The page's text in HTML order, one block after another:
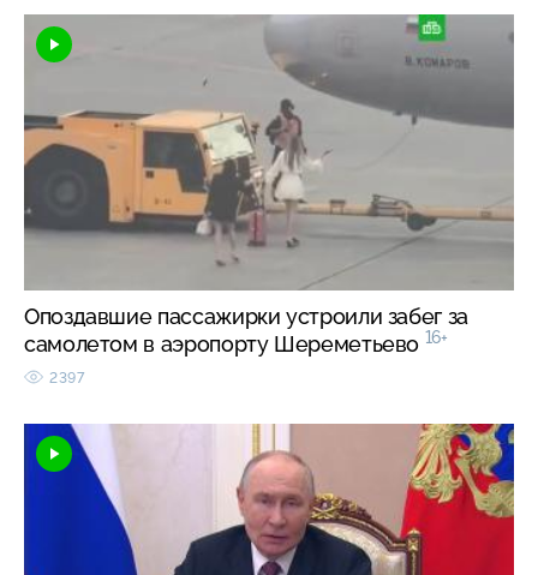
Опоздавшие пассажирки устроили забег за
самолетом в аэропорту Шереметьево 16+
2397